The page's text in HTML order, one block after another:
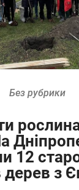
Без рубрики
12
дерев з